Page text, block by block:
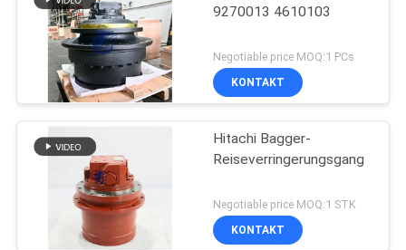
9270013 4610103
Negotiable price MOQ:1 PCs
KONTAKT
Hitachi Bagger-
Reiseverringerungsgang
Negotiable price MOQ:1 STK
KONTAKT